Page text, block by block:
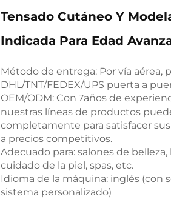
Tensado Cutáneo Y
Indicada Para Edad
Método de entrega: Por vía aérea,
DHL/TNT/FEDEX/UPS puerta a
OEM/ODM: Con 7años de
nuestras líneas de productos
completamente para satisfacer
a precios competitivos.
Adecuado para: salones de
cuidado de la piel, spas, etc.
Idioma de la máquina: inglés (con
sistema personalizado)